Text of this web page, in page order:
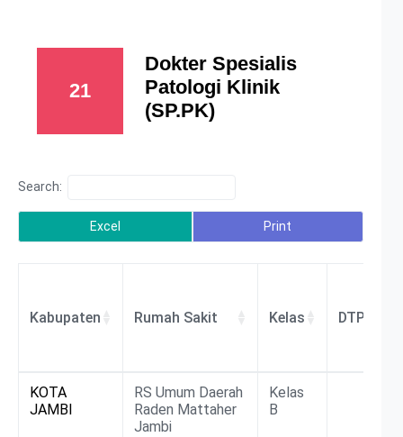
21
Dokter Spesialis
Patologi Klinik
(SP.PK)
Search:
Excel Print
Kabupaten Rumah Sakit Kelas DTPK
Kabupaten Rumah Sakit Kelas
KOTA
JAMBI
RS Umum Daerah
Raden Mattaher
Jambi
Kelas
B